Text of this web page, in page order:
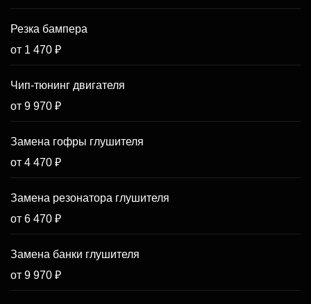
Резка бампера
от 1 470 ₽
Чип-тюнинг двигателя
от 9 970 ₽
Замена гофры глушителя
от 4 470 ₽
Замена резонатора глушителя
от 6 470 ₽
Замена банки глушителя
от 9 970 ₽